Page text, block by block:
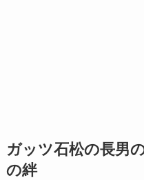
ガッツ石松の長男
の絆